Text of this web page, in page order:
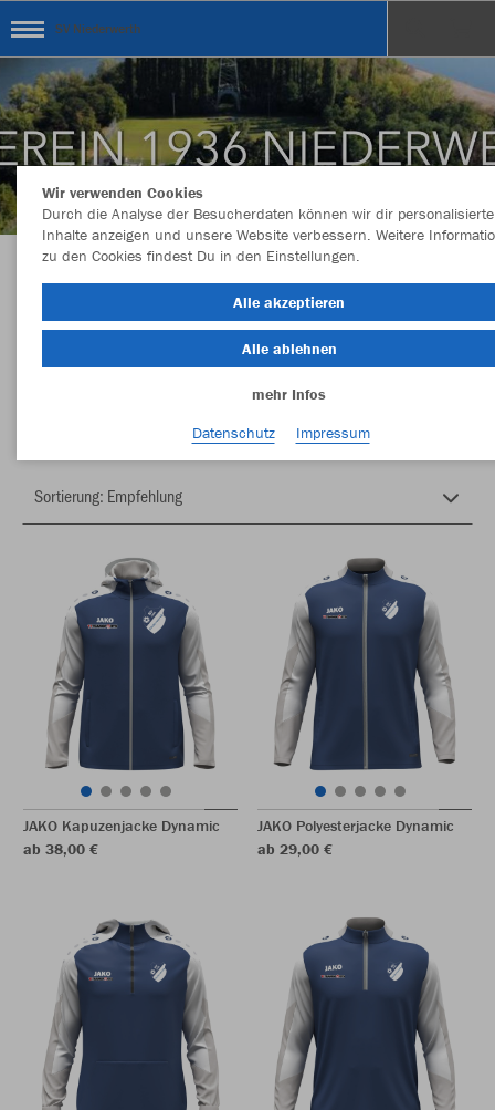
SV Niederwerth
Herzlich Willkommen im Teamshop SV
Niederwerth
JAKO Kapuzenjacke Dynamic
ab 38,00 €
JAKO Polyesterjacke Dynamic
ab 29,00 €
Wir verwenden Cookies
Durch die Analyse der Besucherdaten können wir dir personalisierte
Inhalte anzeigen und unsere Website verbessern. Weitere
zu den Cookies findest Du in den Einstellungen.
Alle akzeptieren
Alle ablehnen
mehr Infos
Datenschutz
Impressum